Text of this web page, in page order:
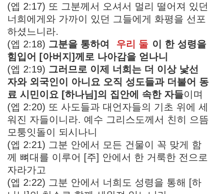
(엡 2:17) 또 그분께서 오셔서 멀리 떨어져 있던
너희에게와 가까이 있던 그들에게 화평을 선포
하셨느니라.
(엡 2:18) 그분을 통하여 우리 둘 이 한 성령을
힘입어 [아버지]께로 나아감을 얻나니
(엡 2:19) 그러므로 이제 너희는 더 이상 낯선
자와 외국인이 아니요 오직 성도들과 더불어 동
료 시민이요 [하나님]의 집안에 속한 자들이며
(엡 2:20) 또 사도들과 대언자들의 기초 위에 세
워진 자들이니라. 예수 그리스도께서 친히 으뜸
모퉁잇돌이 되시나니
(엡 2:21) 그분 안에서 모든 건물이 꼭 맞게 함
께 뼈대를 이루어 [주] 안에서 한 거룩한 전으로
자라가고
(엡 2:22) 그분 안에서 너희도 성령을 통해 [하